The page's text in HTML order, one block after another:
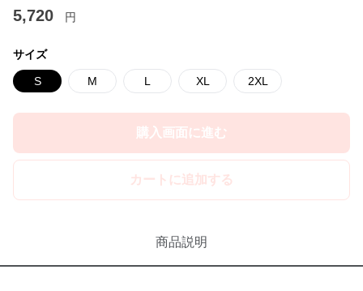
5,720 円
サイズ
S M L XL 2XL
購入画面に進む
カートに追加する
商品説明